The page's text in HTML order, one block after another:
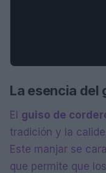
La esencia del
El guiso de
tradición y la
Este manjar se
que permite que